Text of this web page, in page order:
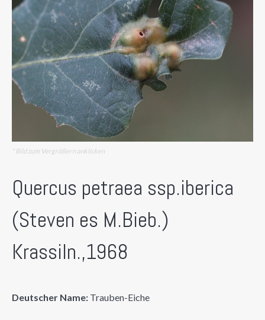
* Bild zum Vergrößern anklicken
Quercus petraea ssp.iberica
(Steven es M.Bieb.)
Krassiln.,1968
Deutscher Name: Trauben-Eiche